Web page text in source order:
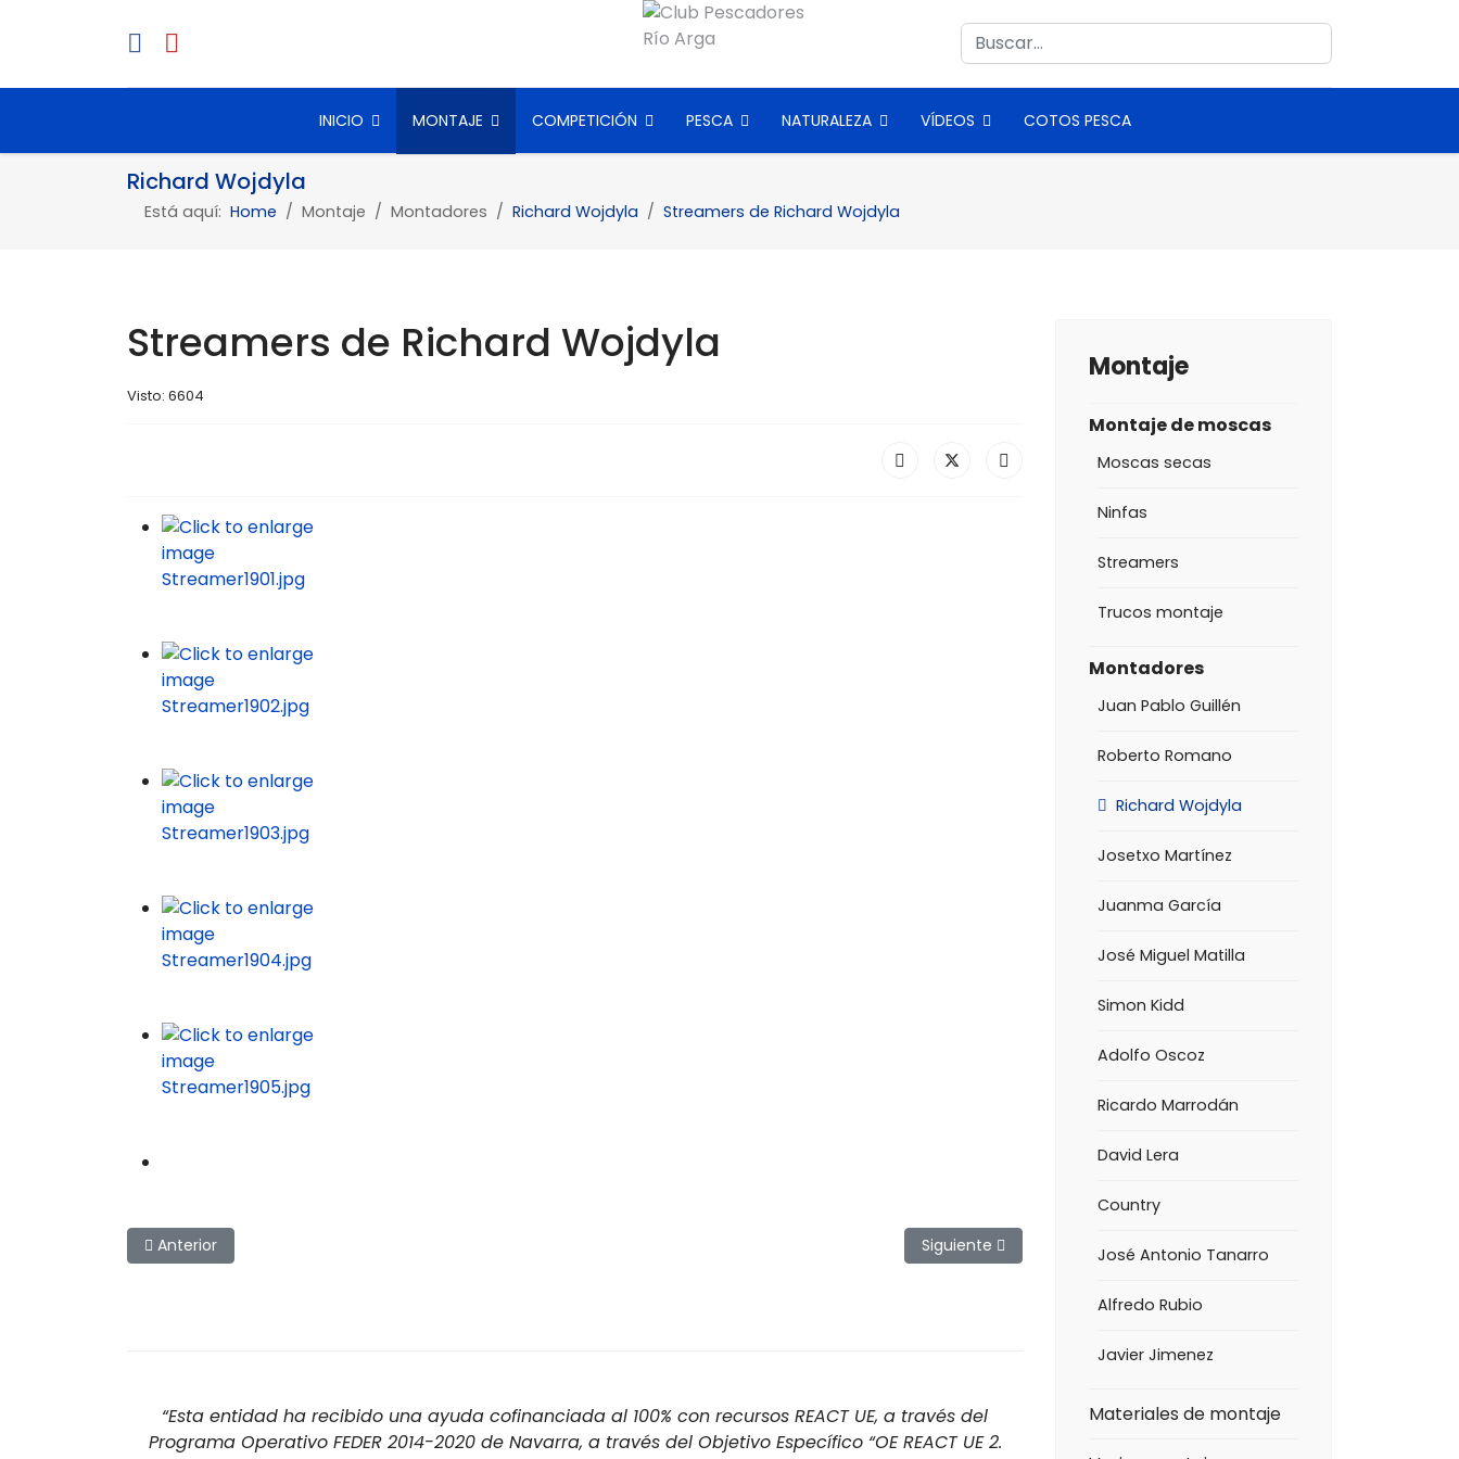
Buscar
INICIO MONTAJE COMPETICIÓN PESCA NATURALEZA VÍDEOS COTOS PESCA
Richard Wojdyla
Está aquí: Home Montaje Montadores Richard Wojdyla Streamers de Richard Wojdyla
Streamers de Richard Wojdyla
Visto: 6604
Artículo anterior: Ahogadas y emergentes de Richard Wojdyla
Anterior Artículo siguiente: Secas de Richard Wojdyla
Siguiente
“Esta entidad ha recibido una ayuda cofinanciada al 100% con recursos REACT UE, a través del
Programa Operativo FEDER 2014-2020 de Navarra, a través del Objetivo Específico “OE REACT UE 2.
Montaje
Montaje de moscas
Moscas secas
Ninfas
Streamers
Trucos montaje
Montadores
Juan Pablo Guillén
Roberto Romano
Richard Wojdyla
Josetxo Martínez
Juanma García
José Miguel Matilla
Simon Kidd
Adolfo Oscoz
Ricardo Marrodán
David Lera
Country
José Antonio Tanarro
Alfredo Rubio
Javier Jimenez
Materiales de montaje